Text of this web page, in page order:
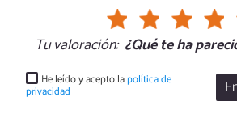
Tu valoración: ¿Qué te ha
He leído y acepto lapolítica de
privacidad